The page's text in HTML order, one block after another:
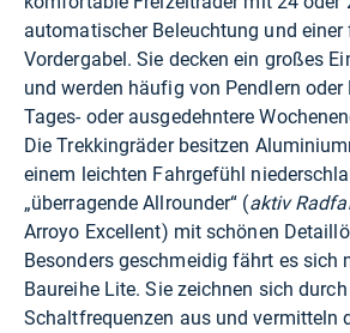
automatischer Beleuchtung und einer
Vordergabel. Sie decken ein großes
und werden häufig von Pendlern
Tages- oder ausgedehntere
Die Trekkingräder besitzen
einem leichten Fahrgefühl
„überragende Allrounder“ (aktiv
Arroyo Excellent) mit schönen
Besonders geschmeidig fährt es sich
Baureihe Lite. Sie zeichnen sich
Schaltfrequenzen aus und vermitteln